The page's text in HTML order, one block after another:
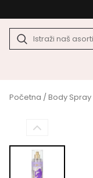
Početna /Body Spray